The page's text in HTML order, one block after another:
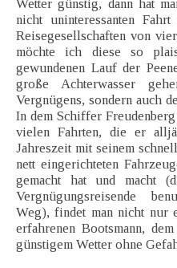
Wetter günstig, dann hat
nicht uninteressanten
Reisegesellschaften von
möchte ich diese so
gewundenen Lauf der
große Achterwasser
Vergnügens, sondern auch
In dem Schiffer
vielen Fahrten, die er
Jahreszeit mit seinem
nett eingerichteten
gemacht hat und macht
Vergnügungsreisende
Weg), findet man nicht nur
erfahrenen Bootsmann,
günstigem Wetter ohne